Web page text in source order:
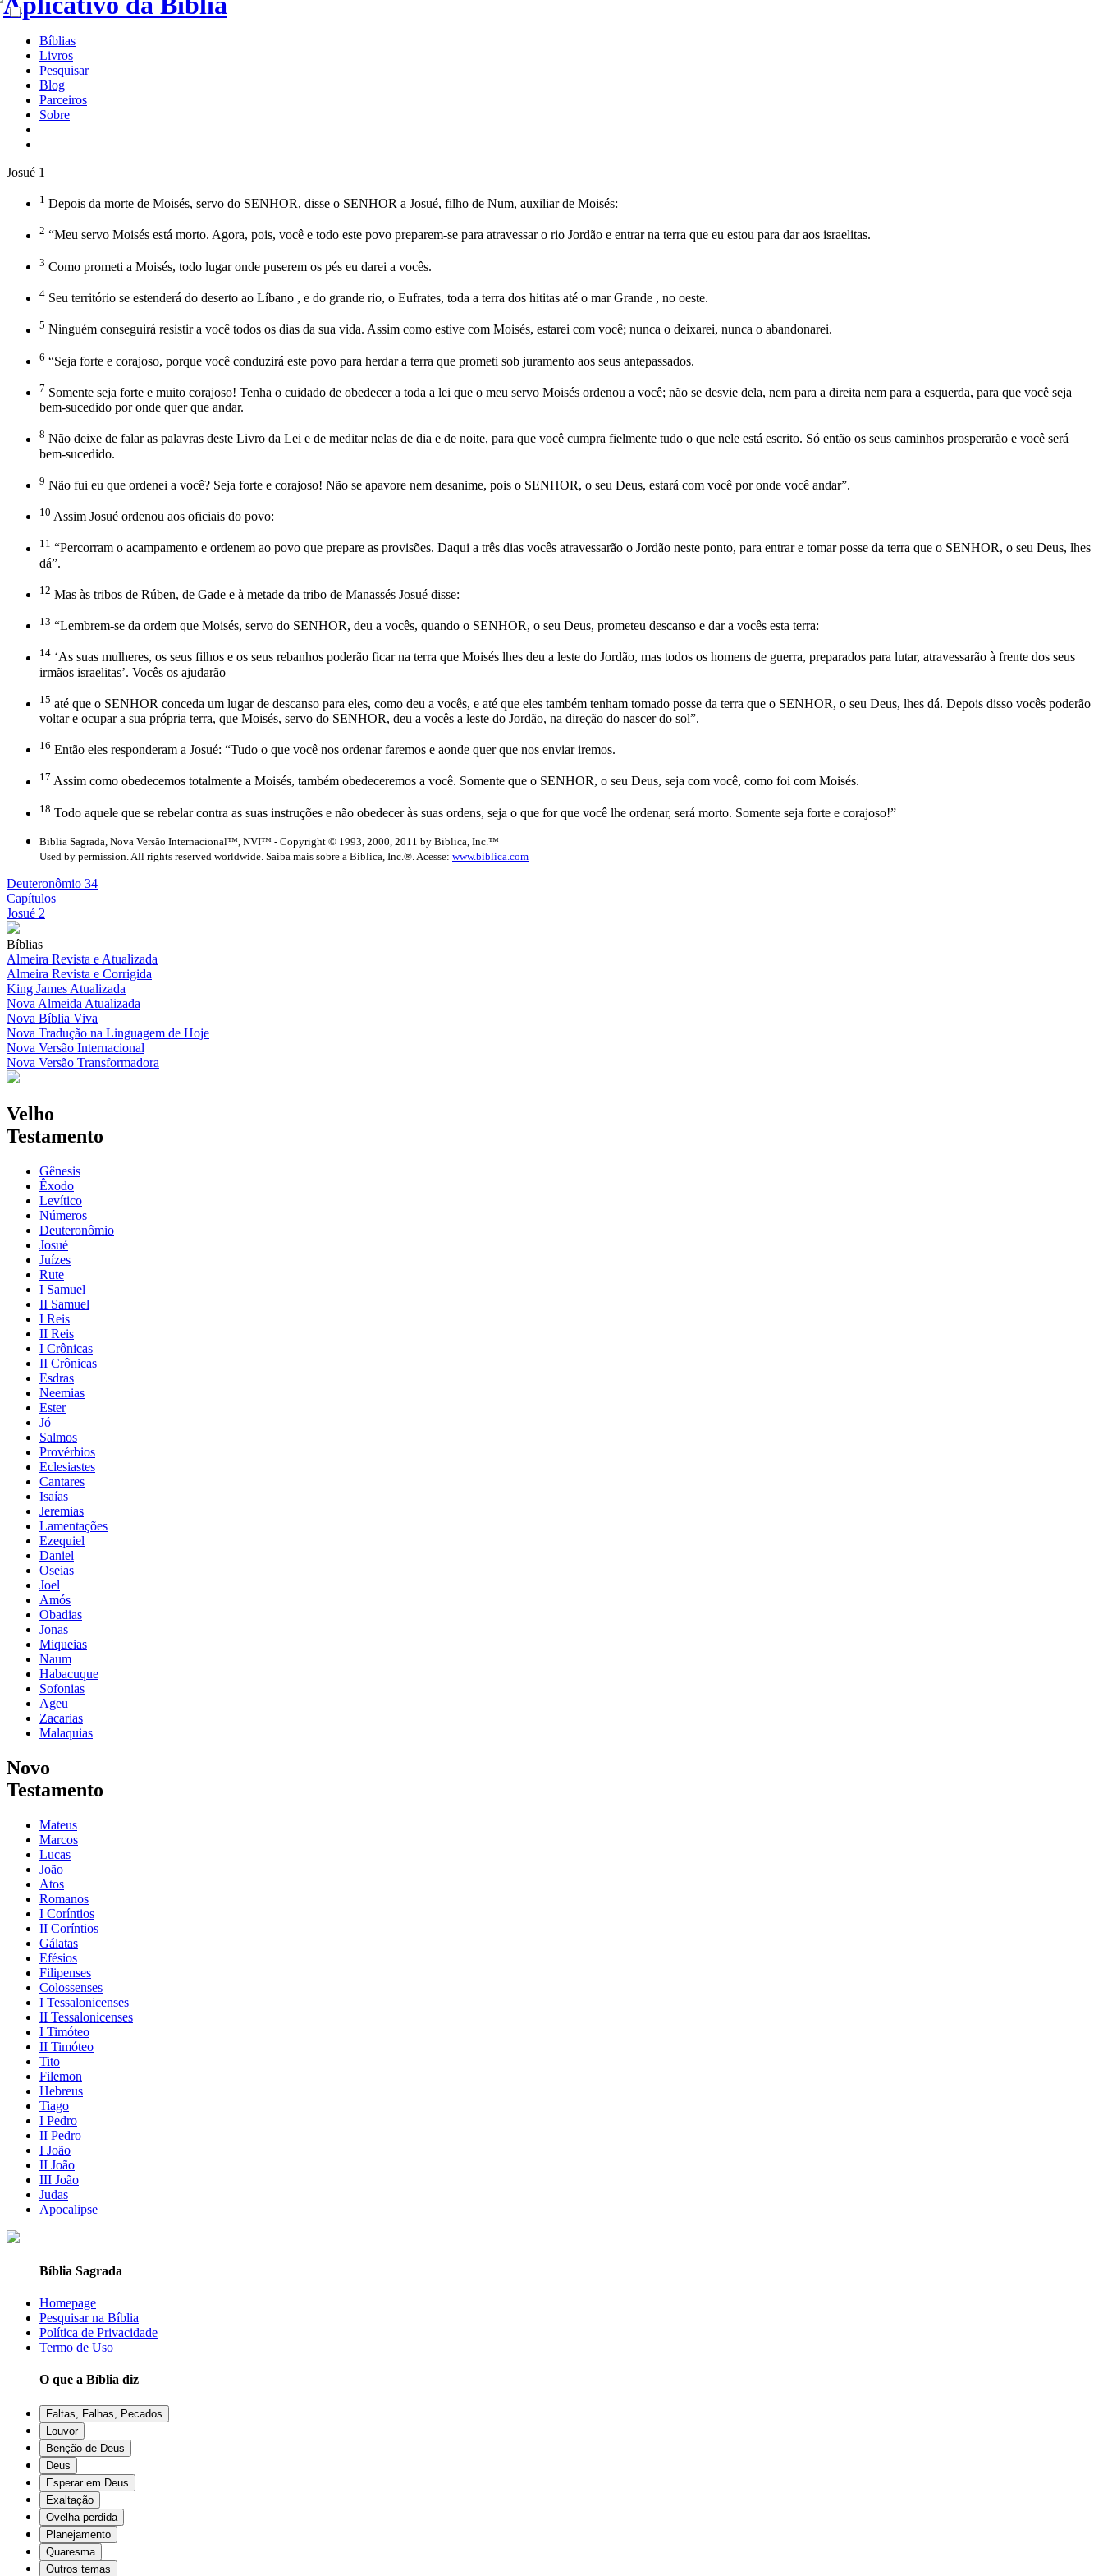
Bíblias
Livros
Pesquisar
Blog
Parceiros
Sobre
Josué 1
1 Depois da morte de Moisés, servo do SENHOR, disse o SENHOR a Josué, filho de Num, auxiliar de Moisés:
2 “Meu servo Moisés está morto. Agora, pois, você e todo este povo preparem-se para atravessar o rio Jordão e entrar na terra que eu estou para dar aos israelitas.
3 Como prometi a Moisés, todo lugar onde puserem os pés eu darei a vocês.
4 Seu território se estenderá do deserto ao Líbano , e do grande rio, o Eufrates, toda a terra dos hititas até o mar Grande , no oeste.
5 Ninguém conseguirá resistir a você todos os dias da sua vida. Assim como estive com Moisés, estarei com você; nunca o deixarei, nunca o abandonarei.
6 “Seja forte e corajoso, porque você conduzirá este povo para herdar a terra que prometi sob juramento aos seus antepassados.
7 Somente seja forte e muito corajoso! Tenha o cuidado de obedecer a toda a lei que o meu servo Moisés ordenou a você; não se desvie dela, nem para a direita nem para a esquerda, para que você seja
bem-sucedido por onde quer que andar.
8 Não deixe de falar as palavras deste Livro da Lei e de meditar nelas de dia e de noite, para que você cumpra fielmente tudo o que nele está escrito. Só então os seus caminhos prosperarão e você será
bem-sucedido.
9 Não fui eu que ordenei a você? Seja forte e corajoso! Não se apavore nem desanime, pois o SENHOR, o seu Deus, estará com você por onde você andar”.
10 Assim Josué ordenou aos oficiais do povo:
11 “Percorram o acampamento e ordenem ao povo que prepare as provisões. Daqui a três dias vocês atravessarão o Jordão neste ponto, para entrar e tomar posse da terra que o SENHOR, o seu Deus, lhes
dá”.
12 Mas às tribos de Rúben, de Gade e à metade da tribo de Manassés Josué disse:
13 “Lembrem-se da ordem que Moisés, servo do SENHOR, deu a vocês, quando o SENHOR, o seu Deus, prometeu descanso e dar a vocês esta terra:
14 ‘As suas mulheres, os seus filhos e os seus rebanhos poderão ficar na terra que Moisés lhes deu a leste do Jordão, mas todos os homens de guerra, preparados para lutar, atravessarão à frente dos seus
irmãos israelitas’. Vocês os ajudarão
15 até que o SENHOR conceda um lugar de descanso para eles, como deu a vocês, e até que eles também tenham tomado posse da terra que o SENHOR, o seu Deus, lhes dá. Depois disso vocês poderão
voltar e ocupar a sua própria terra, que Moisés, servo do SENHOR, deu a vocês a leste do Jordão, na direção do nascer do sol”.
16 Então eles responderam a Josué: “Tudo o que você nos ordenar faremos e aonde quer que nos enviar iremos.
17 Assim como obedecemos totalmente a Moisés, também obedeceremos a você. Somente que o SENHOR, o seu Deus, seja com você, como foi com Moisés.
18 Todo aquele que se rebelar contra as suas instruções e não obedecer às suas ordens, seja o que for que você lhe ordenar, será morto. Somente seja forte e corajoso!”
Biblia Sagrada, Nova Versão Internacional™, NVI™ - Copyright © 1993, 2000, 2011 by Biblica, Inc.™
Used by permission. All rights reserved worldwide. Saiba mais sobre a Biblica, Inc.®. Acesse: www.biblica.com
Deuteronômio 34
Capítulos
Josué 2
Bíblias
Almeira Revista e Atualizada
Almeira Revista e Corrigida
King James Atualizada
Nova Almeida Atualizada
Nova Bíblia Viva
Nova Tradução na Linguagem de Hoje
Nova Versão Internacional
Nova Versão Transformadora
Velho
Testamento
Gênesis
Êxodo
Levítico
Números
Deuteronômio
Josué
Juízes
Rute
I Samuel
II Samuel
I Reis
II Reis
I Crônicas
II Crônicas
Esdras
Neemias
Ester
Jó
Salmos
Provérbios
Eclesiastes
Cantares
Isaías
Jeremias
Lamentações
Ezequiel
Daniel
Oseias
Joel
Amós
Obadias
Jonas
Miqueias
Naum
Habacuque
Sofonias
Ageu
Zacarias
Malaquias
Novo
Testamento
Mateus
Marcos
Lucas
João
Atos
Romanos
I Coríntios
II Coríntios
Gálatas
Efésios
Filipenses
Colossenses
I Tessalonicenses
II Tessalonicenses
I Timóteo
II Timóteo
Tito
Filemon
Hebreus
Tiago
I Pedro
II Pedro
I João
II João
III João
Judas
Apocalipse
Bíblia Sagrada
Homepage
Pesquisar na Bíblia
Política de Privacidade
Termo de Uso
O que a Bíblia diz
Faltas, Falhas, Pecados
Louvor
Benção de Deus
Deus
Esperar em Deus
Exaltação
Ovelha perdida
Planejamento
Quaresma
Outros temas